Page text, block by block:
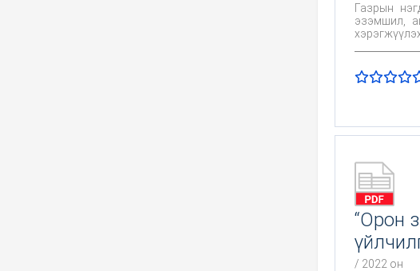
Газрын
эзэмшил,
суурь
“Орон
/ 2022 он